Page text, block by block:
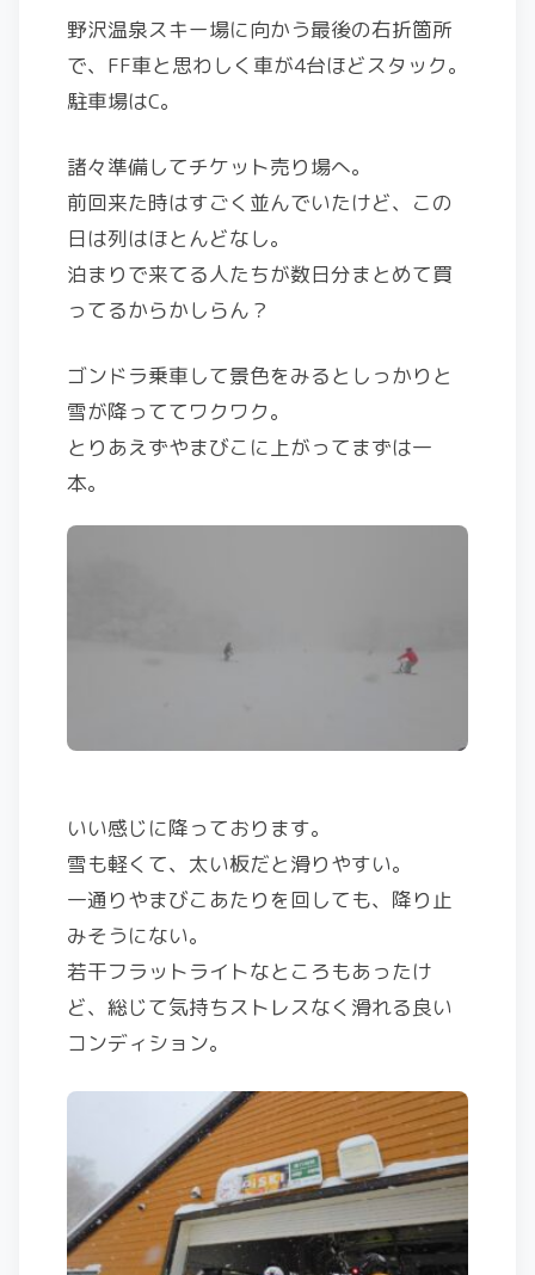
野沢温泉スキー場に向かう最後の右折箇所
で、FF車と思わしく車が4台ほどスタック。
駐車場はC。
諸々準備してチケット売り場へ。
前回来た時はすごく並んでいたけど、この
日は列はほとんどなし。
泊まりで来てる人たちが数日分まとめて買
ってるからかしらん？
ゴンドラ乗車して景色をみるとしっかりと
雪が降っててワクワク。
とりあえずやまびこに上がってまずは一
本。
いい感じに降っております。
雪も軽くて、太い板だと滑りやすい。
一通りやまびこあたりを回しても、降り止
みそうにない。
若干フラットライトなところもあったけ
ど、総じて気持ちストレスなく滑れる良い
コンディション。